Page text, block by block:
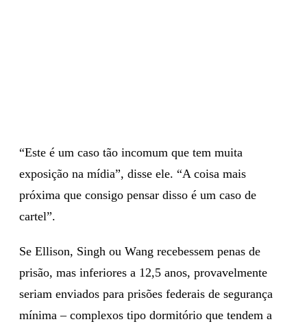
“Este é um caso tão incomum que tem muita
exposição na mídia”, disse ele. “A coisa mais
próxima que consigo pensar disso é um caso de
cartel”.
Se Ellison, Singh ou Wang recebessem penas de
prisão, mas inferiores a 12,5 anos, provavelmente
seriam enviados para prisões federais de segurança
mínima – complexos tipo dormitório que tendem a